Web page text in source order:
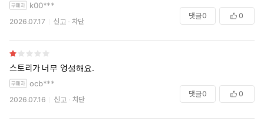
k00***
2026.07.17 신고 차단
댓글0 0
스토리가 너무 엉성해요.
ocb***
2026.07.16 신고 차단
댓글0 0